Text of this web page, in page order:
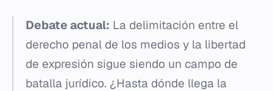
Debate actual: La delimitación entre el
derecho penal de los medios y la libertad
de expresión sigue siendo un campo de
batalla jurídico. ¿Hasta dónde llega la